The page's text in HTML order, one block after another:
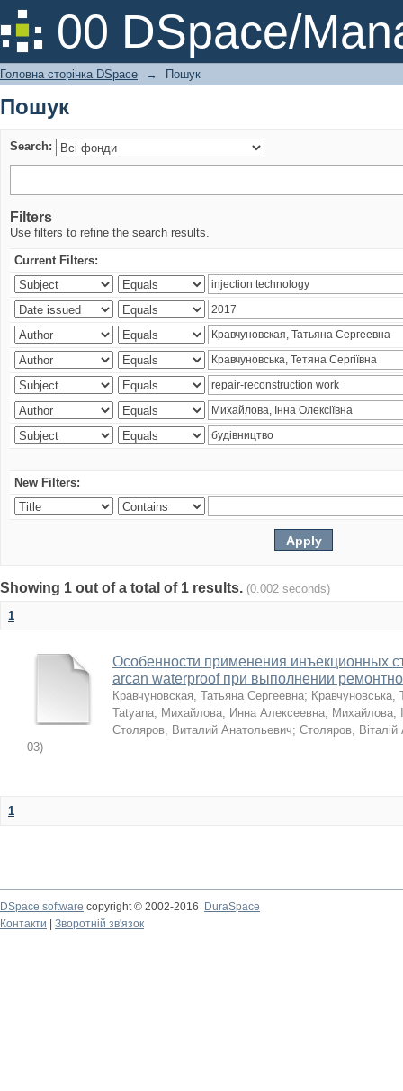
00 DSpace/
Пошук
Головна сторінка DSpace → Пошук
Пошук
Search:
Filters
Use filters to refine the search results.
Current Filters:
New Filters:
Showing 1 out of a total of 1 results. (0.002 seconds)
1
Особенности применения инъекционных
arcan waterproof при выполнении
Кравчуновская, Татьяна Сергеевна; Кравчуновська,
Tatyana; Михайлова, Инна Алексеевна; Михайлова,
Столяров, Виталий Анатольевич; Столяров, Віталій
03)
1
DSpace software copyright © 2002-2016
DuraSpace
Контакти
Зворотній зв'язок